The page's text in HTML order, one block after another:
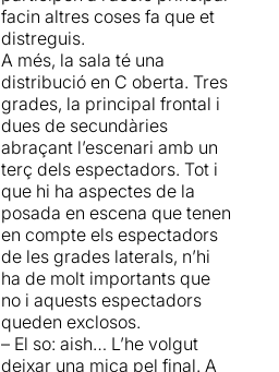
facin altres coses fa que et
distreguis.
A més, la sala té una
distribució en C oberta. Tres
grades, la principal frontal i
dues de secundàries
abraçant l’escenari amb un
terç dels espectadors. Tot i
que hi ha aspectes de la
posada en escena que tenen
en compte els espectadors
de les grades laterals, n’hi
ha de molt importants que
no i aquests espectadors
queden exclosos.
– El so: aish… L’he volgut
deixar una mica pel final. A